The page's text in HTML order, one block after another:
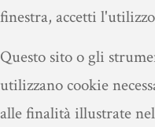
finestra, accetti
Questo sito o gli
utilizzano cookie
alle finalità illustrate